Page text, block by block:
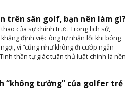
trên sân golf, bạn nên làm gì?
của sự chính trực. Trong lịch sử,
định việc ông tự nhận lỗi khi bóng
vì “cũng như không đi cướp ngân
thần tự giác tuân thủ luật chính là nền
“không tưởng” của golfer trẻ